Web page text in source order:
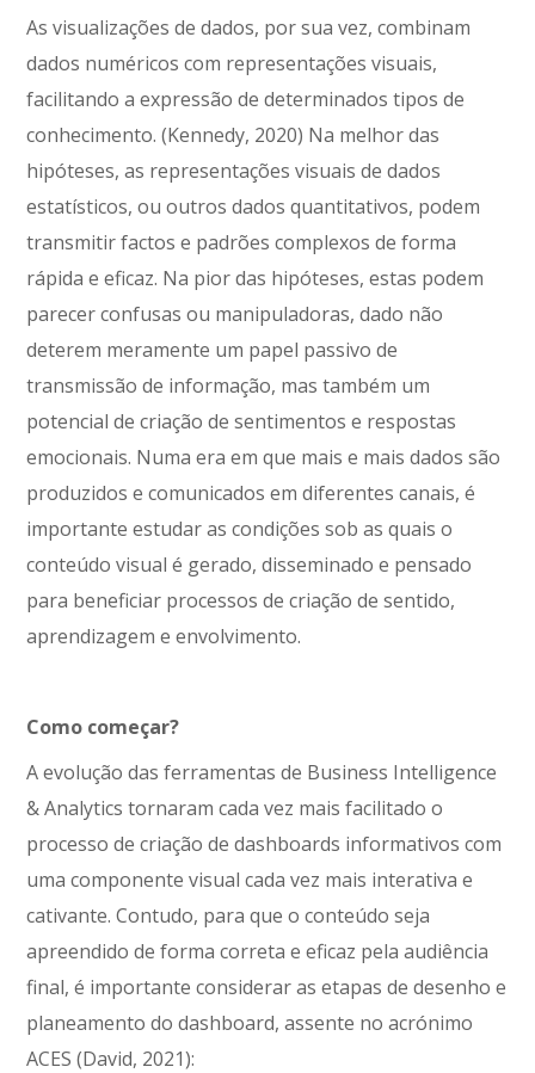
As visualizações de dados, por sua vez, combinam
dados numéricos com representações visuais,
facilitando a expressão de determinados tipos de
conhecimento. (Kennedy, 2020) Na melhor das
hipóteses, as representações visuais de dados
estatísticos, ou outros dados quantitativos, podem
transmitir factos e padrões complexos de forma
rápida e eficaz. Na pior das hipóteses, estas podem
parecer confusas ou manipuladoras, dado não
deterem meramente um papel passivo de
transmissão de informação, mas também um
potencial de criação de sentimentos e respostas
emocionais. Numa era em que mais e mais dados são
produzidos e comunicados em diferentes canais, é
importante estudar as condições sob as quais o
conteúdo visual é gerado, disseminado e pensado ​​
para beneficiar processos de criação de sentido,
aprendizagem e envolvimento.
Como começar?
A evolução das ferramentas de Business Intelligence
& Analytics tornaram cada vez mais facilitado o
processo de criação de dashboards informativos com
uma componente visual cada vez mais interativa e
cativante. Contudo, para que o conteúdo seja
apreendido de forma correta e eficaz pela audiência
final, é importante considerar as etapas de desenho e
planeamento do dashboard, assente no acrónimo
ACES (David, 2021):